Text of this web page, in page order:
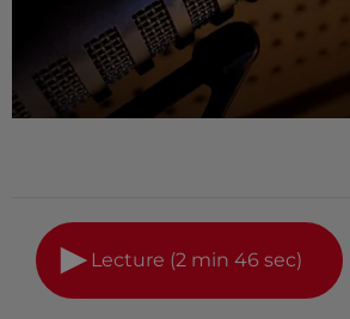
Lecture (2 min 46 sec)